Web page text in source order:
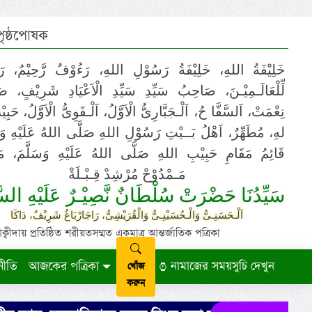
خَلِيْفَةُ اللهِ، خَلِيْفَةُ رَسُوْلِ اللهِ، رَءُوْفٌ رَّحِيْمٌ،
لِّلْعَالَـمِيْـنَ، صَاحِبُ سَيِّدِ سَيِّدِ الْاَعْيَادِ شَرِيْفٍ،
نِعْمَتْ، اَلسَّفَّا حُ، اَلْـجَبَّارِىُّ الْاَوَّلُ، اَلْـقَوِىُّ الْاَوَّلُ،
لهِ، مُطَهِّرٌ، اَهْلُ بَــيْتِ رَسُوْلِ اللهِ صَلَّى اللهُ عَلَيْهِ
قَائِمُ مَقَامِ حَبِيْبِ اللهِ صَلَّى اللهُ عَلَيْهِ وَسَلَّمَ،
مَـمْدُوْحْ مُرْشِدْ قِـبْـلَةْ
سَيِّدُنَا حَضْرَتْ سُلْطَانٌ نَّصِيْـرٌ عَلَيْهِ
اَلْـحَسَنِـىُّ وَالْـحُسَيْنِـىُّ وَالْقُرَيْشِىُّ، رَاجَارْبَاغُ شَرِيْفٌ، دَاكَا
প্রতিষ্ঠিত শরীয়তসম্মত একমাত্র আন্তর্জাতিক পত্রিকা
আজকের পত্রিকা
খোঁজ
করুন
নামাজের সময়সুচি দেখুন